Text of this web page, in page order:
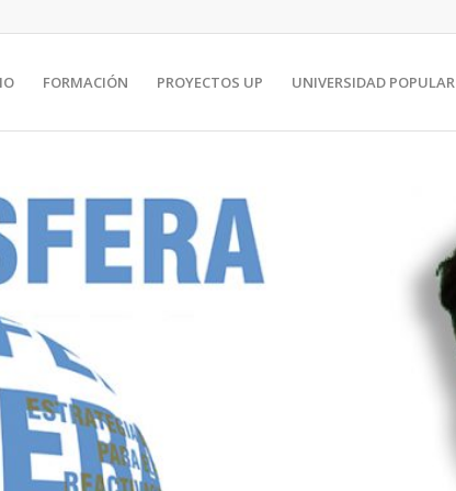
FORMACIÓN PROYECTOS UP UNIVERSIDAD POPULAR